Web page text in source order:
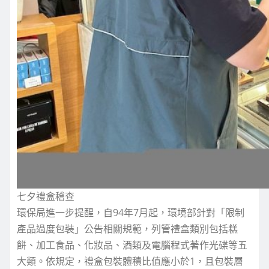
七夕禮盒稽查
環保局進一步提醒，自94年7月起，環境部針對「限制
產品過度包裝」公告相關規範，列管禮盒類別包括糕
餅、加工食品、化妝品、酒類及電腦程式著作光碟等五
大類。依規定，禮盒包裝體積比值應小於1，且包裝層